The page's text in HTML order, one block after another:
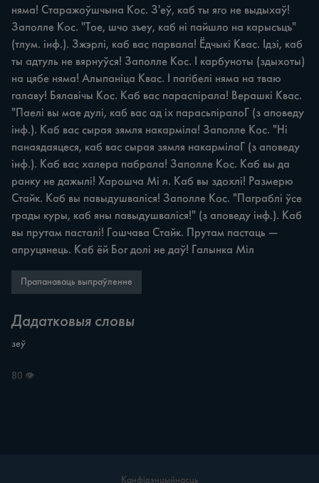
няма! Старажоўшчына Кос. З'еў, каб ты яго не выдыхаў!
Заполле Кос. "Тое, шчо зъеу, каб ні пайшло на карысъцъ"
(тлум. інф.). Зжэрлі, каб вас парвала! Ёдчыкі Квас. Ідзі, каб
ты адтуль не вярнуўся! Заполле Кос. І карбуноты (здыхоты)
на цябе няма! Алыпаніца Квас. І пагібелі няма на тваю
галаву! Бялавічы Кос. Каб вас параспірала! Верашкі Квас.
"Паелі вы мае дулі, каб вас ад іх парасьпіралоГ (з аповеду
інф.). Каб вас сырая зямля накарміла! Заполле Кос. "Hi
панаядаяцеся, каб вас сырая зямля накармілаГ (з аповеду
інф.). Каб вас халера пабрала! Заполле Кос. Каб вы да
ранку не дажылі! Харошча Mi л. Каб вы здохлі! Размерю
Стайк. Каб вы павыдушваліся! Заполле Кос. "Паграблі ўсе
грады куры, каб яны павыдушваліся!" (з аповеду інф.). Каб
вы прутам пасталі! Гошчава Стайк. Прутам пастаць —
апруцянець. Каб ёй Бог долі не даў! Галынка Міл
Прапанаваць выпраўленне
Дадатковыя словы
зеў
80 👁
Канфідэнцыйнасць